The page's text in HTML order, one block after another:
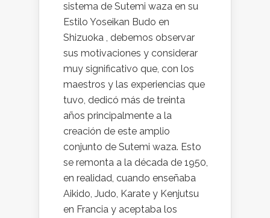
sistema de Sutemi waza en su
Estilo Yoseikan Budo en
Shizuoka , debemos observar
sus motivaciones y considerar
muy significativo que, con los
maestros y las experiencias que
tuvo, dedicó más de treinta
años principalmente a la
creación de este amplio
conjunto de Sutemi waza. Esto
se remonta a la década de 1950,
en realidad, cuando enseñaba
Aikido, Judo, Karate y Kenjutsu
en Francia y aceptaba los